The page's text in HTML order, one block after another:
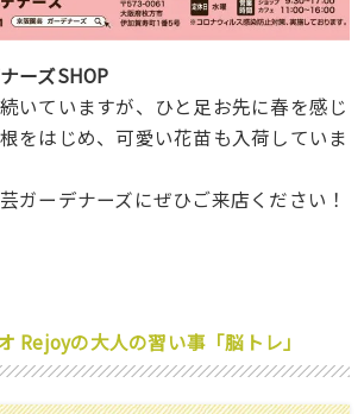
ーズSHOP
いていますが、ひと足お先に春を感じ
をはじめ、可愛い花苗も入荷していま
ガーデナーズにぜひご来店ください！
Rejoyの大人の習い事「脳トレ」